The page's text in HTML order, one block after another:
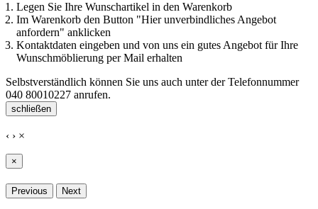
Legen Sie Ihre Wunschartikel in den Warenkorb
Im Warenkorb den Button "Hier unverbindliches Angebot
anfordern" anklicken
Kontaktdaten eingeben und von uns ein gutes Angebot für Ihre
Wunschmöblierung per Mail erhalten
Selbstverständlich können Sie uns auch unter der Telefonnummer
040 80010227 anrufen.
schließen
‹ › ×
×
Previous Next